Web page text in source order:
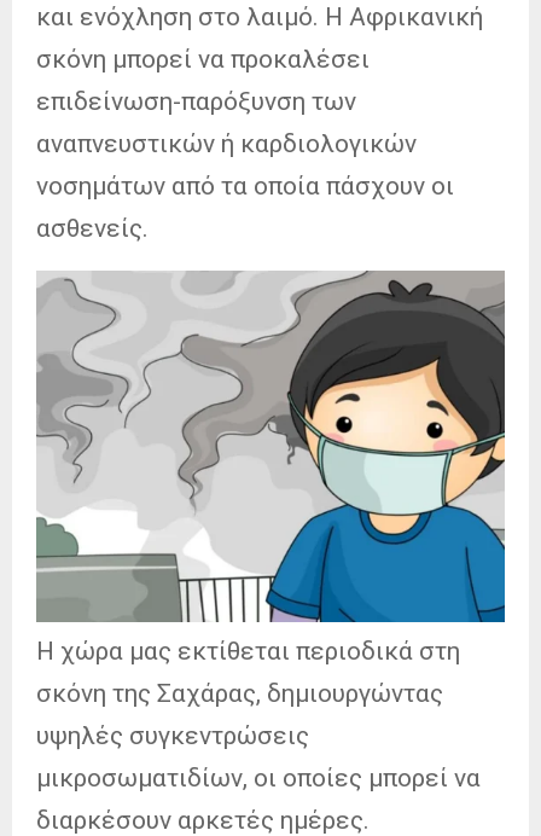
και ενόχληση στο λαιμό. Η Αφρικανική
σκόνη μπορεί να προκαλέσει
επιδείνωση-παρόξυνση των
αναπνευστικών ή καρδιολογικών
νοσημάτων από τα οποία πάσχουν οι
ασθενείς.
Η χώρα μας εκτίθεται περιοδικά στη
σκόνη της Σαχάρας, δημιουργώντας
υψηλές συγκεντρώσεις
μικροσωματιδίων, οι οποίες μπορεί να
διαρκέσουν αρκετές ημέρες.